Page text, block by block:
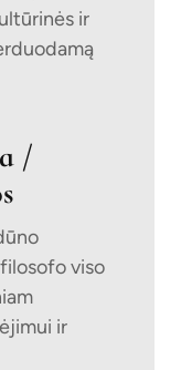
ir
/
viso
ir